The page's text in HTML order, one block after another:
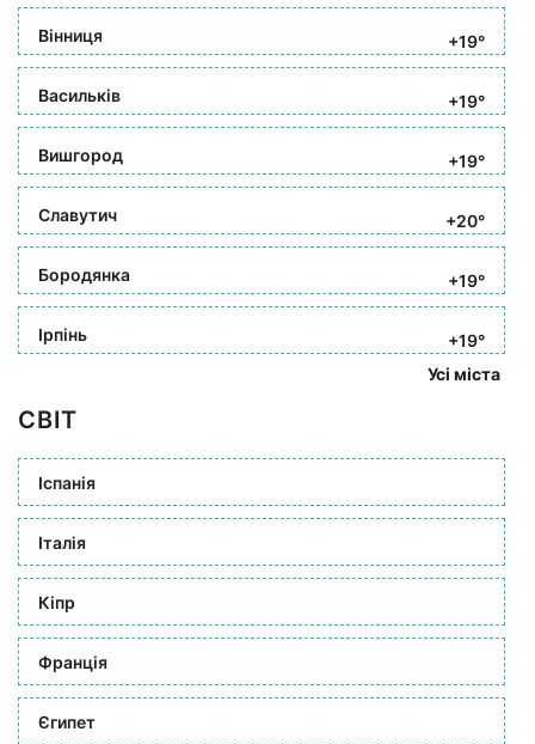
Вінниця +19°
Васильків +19°
Вишгород +19°
Славутич +20°
Бородянка +19°
Ірпінь
+19°
Усі міста
СВІТ
Іспанія
Італія
Кіпр
Франція
Єгипет